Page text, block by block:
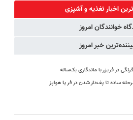
◂پرسش‌نامه رو
پرکن
اخبار تغذیه و آشپزی
خوانندگان امروز
خبر امروز
در فریزر با ماندگاری یک‌ساله